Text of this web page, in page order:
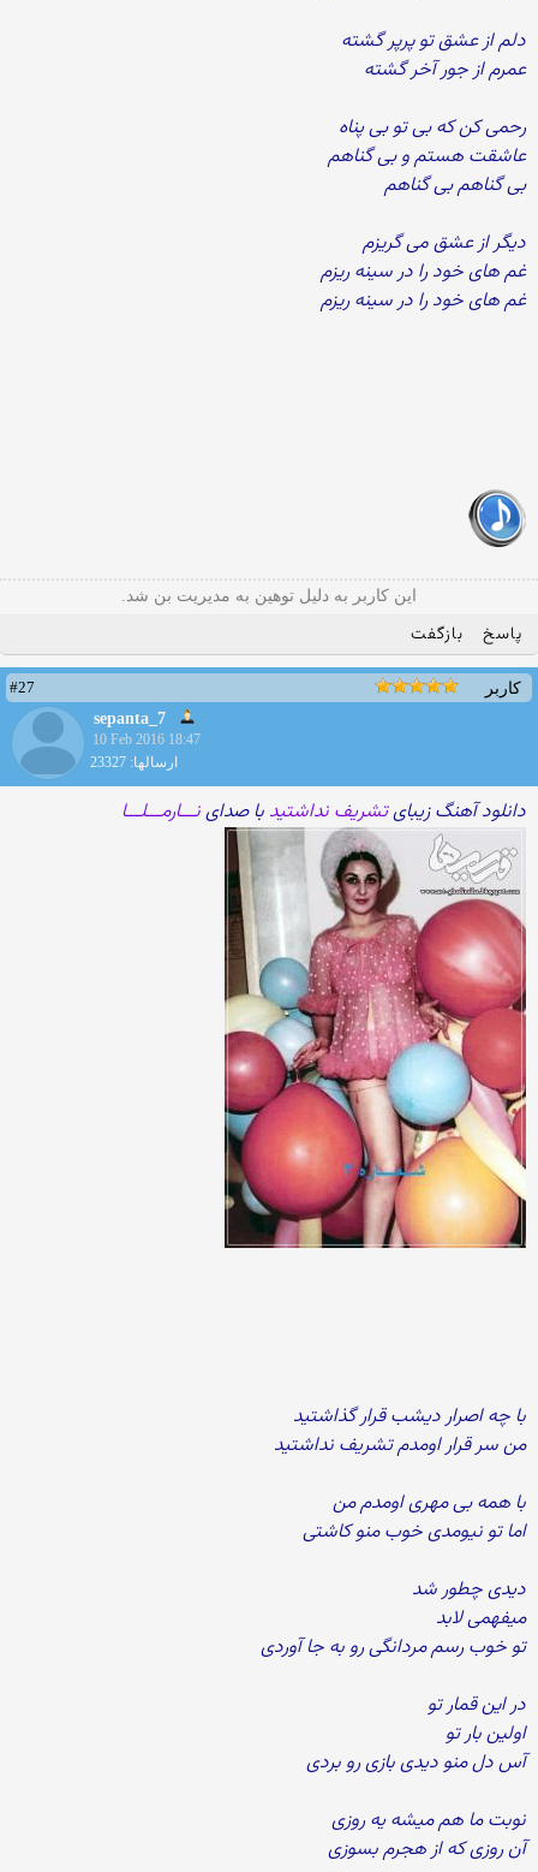
دلم از عشق تو پرپر گشته
عمرم از جور آخر گشته
رحمی کن که بی تو بی پناه
عاشقت هستم و بی گناهم
بی گناهم بی گناهم
دیگر از عشق می گریزم
غم های خود را در سینه ریزم
غم های خود را در سینه ریزم
این کاربر به دلیل توهین به مدیریت بن شد.
پاسخ بازگفت
کاربر
#27
sepanta_7
10 Feb 2016 18:47
ارسالها: 23327
دانلود آهنگ زیبایتشریف نداشتید با صداینـــارمـــلـــا
با چه اصرار دیشب قرار گذاشتید
من سر قرار اومدم تشریف نداشتید
با همه بی مهری اومدم من
اما تو نیومدی خوب منو کاشتی
دیدی چطور شد
میفهمی لابد
تو خوب رسم مردانگی رو به جا آوردی
در این قمار تو
اولین بار تو
آس دل منو دیدی بازی رو بردی
نوبت ما هم میشه یه روزی
آن روزی که از هجرم بسوزی